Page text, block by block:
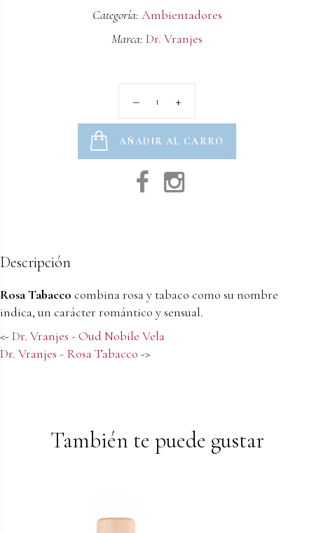
Categoría: Ambientadores
Marca: Dr. Vranjes
AÑADIR AL CARRO
Descripción
Rosa Tabacco combina rosa y tabaco como su nombre
indica, un carácter romántico y sensual.
<-Dr. Vranjes - Oud Nobile Vela
Dr. Vranjes - Rosa Tabacco ->
También te puede gustar